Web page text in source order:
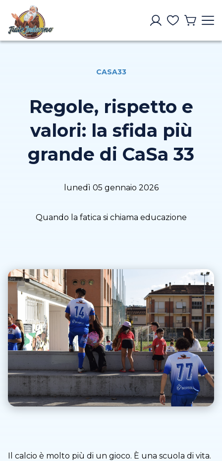
CASA33
Regole, rispetto e
valori: la sfida più
grande di CaSa 33
lunedì 05 gennaio 2026
Quando la fatica si chiama educazione
Il calcio è molto più di un gioco. È una scuola di vita.